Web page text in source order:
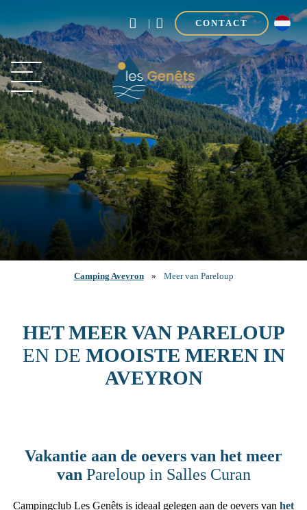
| CONTACT
Camping Aveyron » Meer van Pareloup
HET MEER VAN PARELOUP
EN DE MOOISTE MEREN IN
AVEYRON
Vakantie aan de oevers van het meer
van Pareloup in Salles Curan
Campingclub Les Genêts is ideaal gelegen aan de oevers van het